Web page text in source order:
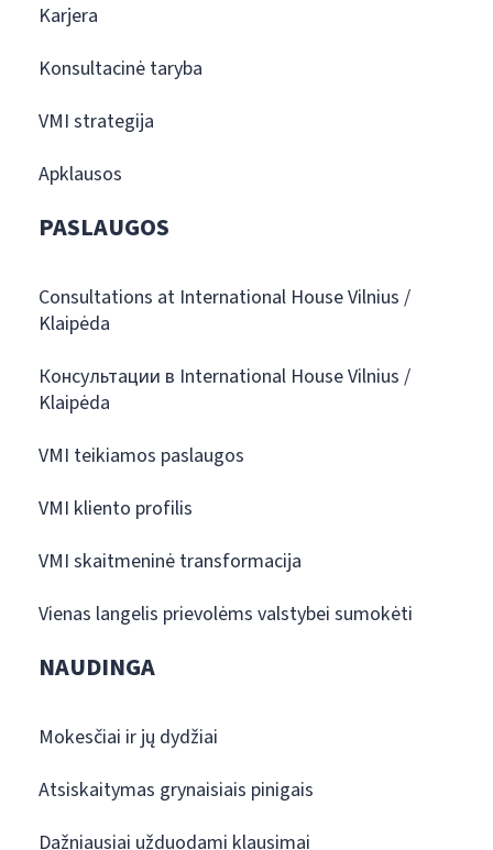
Karjera
Konsultacinė taryba
VMI strategija
Apklausos
PASLAUGOS
Consultations at International House Vilnius /
Klaipėda
Консультации в International House Vilnius /
Klaipėda
VMI teikiamos paslaugos
VMI kliento profilis
VMI skaitmeninė transformacija
Vienas langelis prievolėms valstybei sumokėti
NAUDINGA
Mokesčiai ir jų dydžiai
Atsiskaitymas grynaisiais pinigais
Dažniausiai užduodami klausimai